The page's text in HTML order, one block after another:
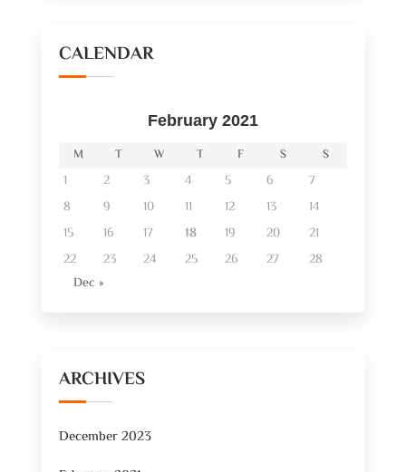
CALENDAR
February 2021
M
T W T F S S
1 2 3 4 5 6
7
8
9 10 11 12 13
14
15
16 17 18 19 20
21
22
23 24 25 26 27
28
Dec »
ARCHIVES
December 2023